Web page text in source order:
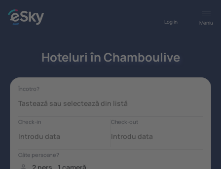
Meniu
Log in
Hoteluri în Chamboulive